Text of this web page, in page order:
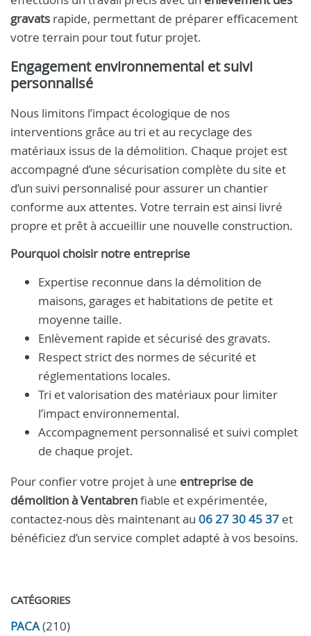
gravats rapide, permettant de préparer efficacement
votre terrain pour tout futur projet.
Engagement environnemental et suivi
personnalisé
Nous limitons l’impact écologique de nos
interventions grâce au tri et au recyclage des
matériaux issus de la démolition. Chaque projet est
accompagné d’une sécurisation complète du site et
d’un suivi personnalisé pour assurer un chantier
conforme aux attentes. Votre terrain est ainsi livré
propre et prêt à accueillir une nouvelle construction.
Pourquoi choisir notre entreprise
Expertise reconnue dans la démolition de
maisons, garages et habitations de petite et
moyenne taille.
Enlèvement rapide et sécurisé des gravats.
Respect strict des normes de sécurité et
réglementations locales.
Tri et valorisation des matériaux pour limiter
l’impact environnemental.
Accompagnement personnalisé et suivi complet
de chaque projet.
Pour confier votre projet à une entreprise de
démolition à Ventabrenfiable et expérimentée,
contactez-nous dès maintenant au 06 27 30 45 37 et
bénéficiez d’un service complet adapté à vos besoins.
CATÉGORIES
PACA(210)